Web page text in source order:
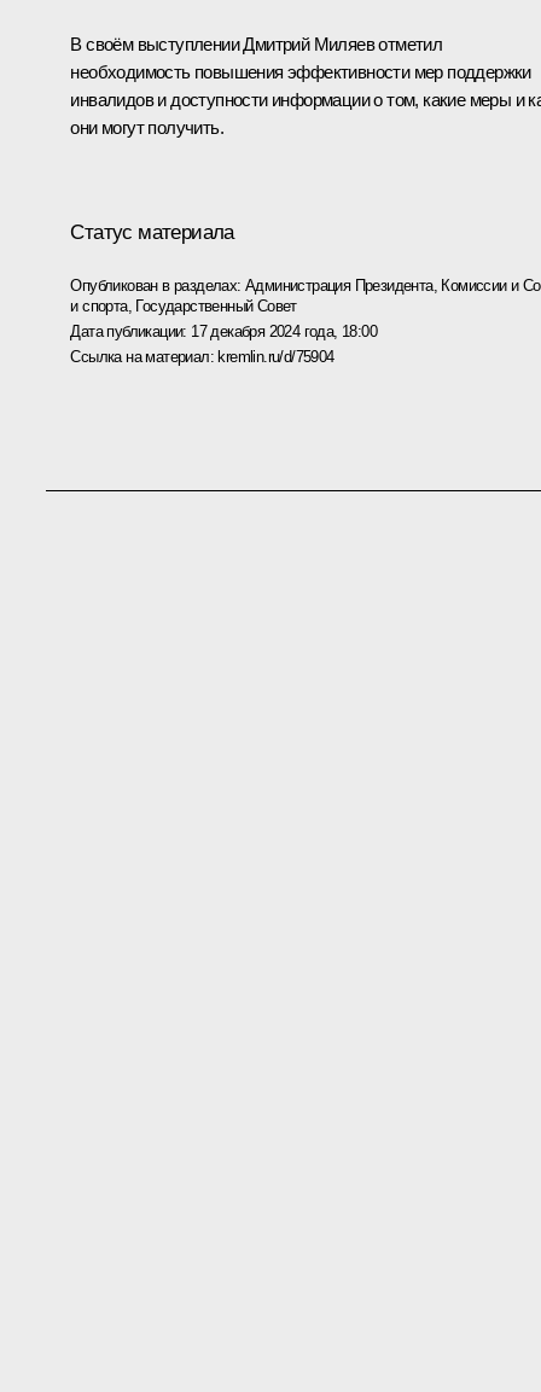
В своём выступлении Дмитрий Миляев отметил
необходимость повышения эффективности мер поддержки
инвалидов и доступности информации о том, какие меры и
они могут получить.
Статус материала
Опубликован в разделах: Администрация Президента, Комиссии и
и спорта, Государственный Совет
Дата публикации: 17 декабря 2024 года, 18:00
Ссылка на материал: kremlin.ru/d/75904